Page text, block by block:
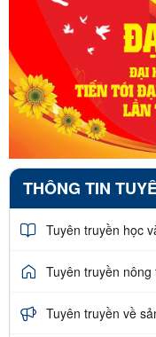
THÔNG TIN
Tuyên truyền học
Tuyên truyền nông
Tuyên truyền về